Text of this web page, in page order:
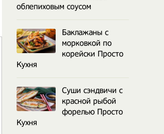
облепиховым соусом
Баклажаны с
морковкой по
корейски Просто
Кухня
Суши сэндвичи с
красной рыбой
форелью Просто
Кухня